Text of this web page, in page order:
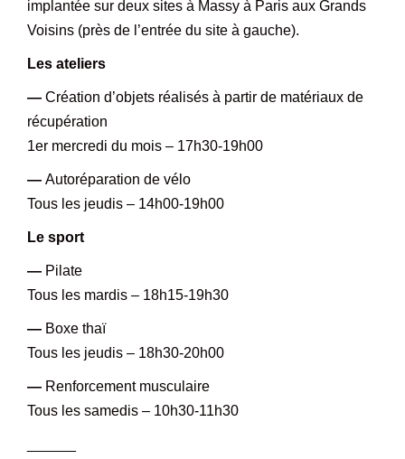
implantée sur deux sites à Massy à Paris aux Grands
Voisins (près de l’entrée du site à gauche).
Les ateliers
— Création d’objets réalisés à partir de matériaux de
récupération
1er mercredi du mois – 17h30-19h00
— Autoréparation de vélo
Tous les jeudis – 14h00-19h00
Le sport
— Pilate
Tous les mardis – 18h15-19h30
— Boxe thaï
Tous les jeudis – 18h30-20h00
— Renforcement musculaire
Tous les samedis – 10h30-11h30